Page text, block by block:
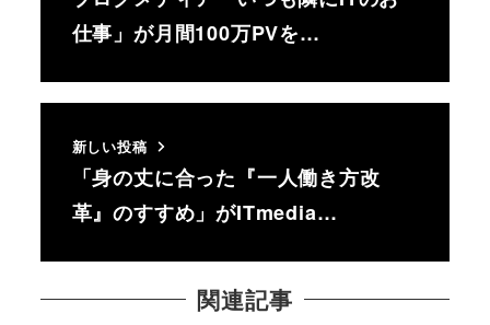
仕事」が月間100万PVを…
新しい投稿
「身の丈に合った『一人働き方改
革』のすすめ」がITmedia…
関連記事